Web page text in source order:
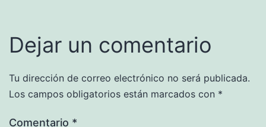
Dejar un comentario
Tu dirección de correo electrónico no será publicada.
Los campos obligatorios están marcados con *
Comentario *